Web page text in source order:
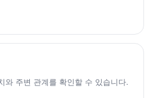
와 주변 관계를 확인할 수 있습니다.